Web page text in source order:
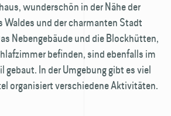
wunderschön in der Nähe der
Waldes und der charmanten Stadt
Nebengebäude und die Blockhütten,
befinden, sind ebenfalls im
In der Umgebung gibt es viel
organisiert verschiedene Aktivitäten.